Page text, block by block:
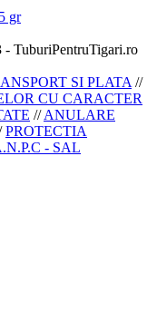
gr
- TuburiPentruTigari.ro
SI PLATA//
CU CARACTER
//ANULARE
PROTECTIA
- SAL